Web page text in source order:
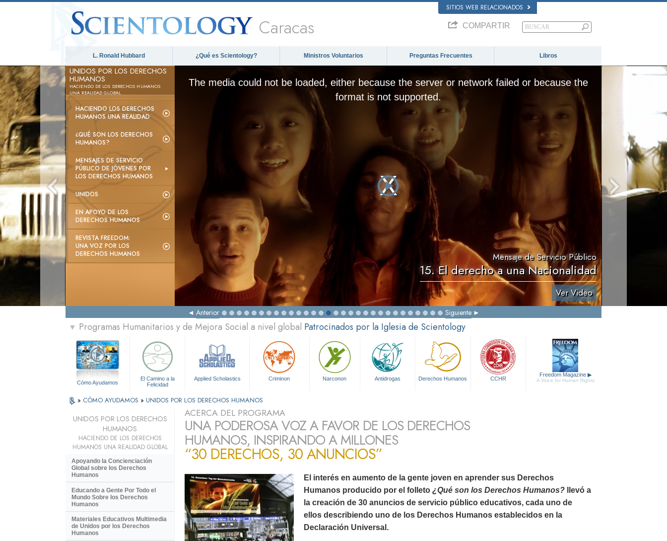
SITIOS WEB RELACIONADOS
Caracas COMPARTIR
L. Ronald Hubbard ¿Qué es Scientology? Ministros Voluntarios Preguntas Frecuentes Libros
UNIDOS POR LOS DERECHOS
HUMANOS
HACIENDO DE LOS DERECHOS HUMANOS
UNA REALIDAD GLOBAL
HACIENDO LOS DERECHOS
HUMANOS UNA REALIDAD
¿QUÉ SON LOS DERECHOS
HUMANOS?
MENSAJES DE SERVICIO
PÚBLICO DE JÓVENES POR
LOS DERECHOS HUMANOS
UNIDOS
EN APOYO DE LOS
DERECHOS HUMANOS
REVISTA FREEDOM:
UNA VOZ POR LOS
DERECHOS HUMANOS
The media could not be loaded, either because the server or network failed or because the
format is not supported.
Mensaje de Servicio Público
15. El derecho a una Nacionalidad
Ver Video
Anterior Siguiente
▼ Programas Humanitarios y de Mejora Social a nivel global Patrocinados por la Iglesia de Scientology
Cómo Ayudamos
El Camino a la
Felicidad
Applied Scholastics Criminon Narconon Antidrogas Derechos Humanos CCHR
Freedom Magazine ▶
A Voice for Human Rights
» CÓMO AYUDAMOS » UNIDOS POR LOS DERECHOS HUMANOS
ACERCA DEL PROGRAMA
UNA PODEROSA VOZ A FAVOR DE LOS DERECHOS
HUMANOS, INSPIRANDO A MILLONES
“30 DERECHOS, 30 ANUNCIOS”
El interés en aumento de la gente joven en aprender sus Derechos
Humanos producido por el folleto ¿Qué son los Derechos Humanos? llevó a
la creación de 30 anuncios de servicio público educativos, cada uno de
ellos describiendo uno de los Derechos Humanos establecidos en la
Declaración Universal.
UNIDOS POR LOS DERECHOS
HUMANOS
HACIENDO DE LOS DERECHOS
HUMANOS UNA REALIDAD GLOBAL
Apoyando la Concienciación
Global sobre los Derechos
Humanos
Educando a Gente Por Todo el
Mundo Sobre los Derechos
Humanos
Materiales Educativos Multimedia
de Unidos por los Derechos
Humanos